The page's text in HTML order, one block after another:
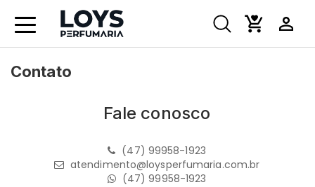
Contato
Fale conosco
(47) 99958-1923
atendimento@loysperfumaria.com.br
(47) 99958-1923